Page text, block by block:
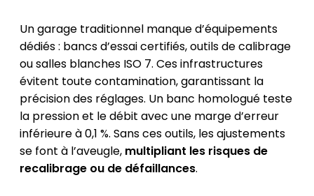
Un garage traditionnel manque d’équipements
dédiés : bancs d’essai certifiés, outils de calibrage
ou salles blanches ISO 7. Ces infrastructures
évitent toute contamination, garantissant la
précision des réglages. Un banc homologué teste
la pression et le débit avec une marge d’erreur
inférieure à 0,1 %. Sans ces outils, les ajustements
se font à l’aveugle, multipliant les risques de
recalibrage ou de défaillances.